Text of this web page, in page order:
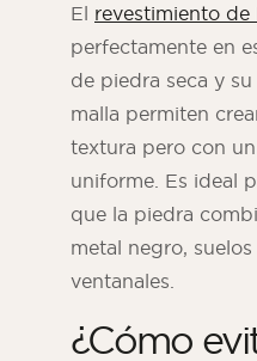
El revestimiento de
perfectamente en
de piedra seca y
malla permiten
textura pero con
uniforme. Es ideal
que la piedra
metal negro,
ventanales.
¿Cómo